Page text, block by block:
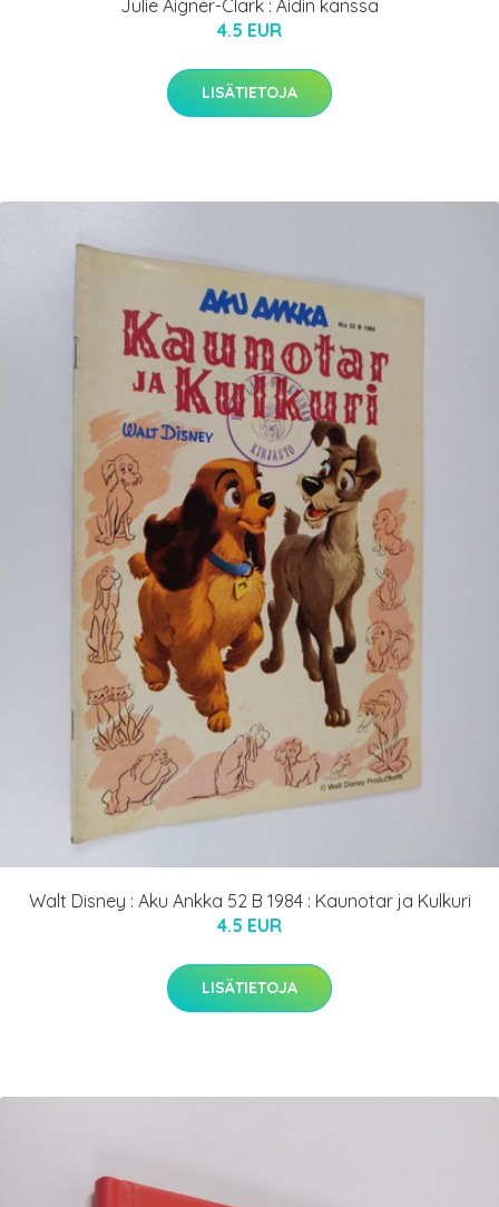
Julie Aigner-Clark : Äidin kanssa
4.5 EUR
LISÄTIETOJA
Walt Disney : Aku Ankka 52 B 1984 : Kaunotar ja Kulkuri
4.5 EUR
LISÄTIETOJA